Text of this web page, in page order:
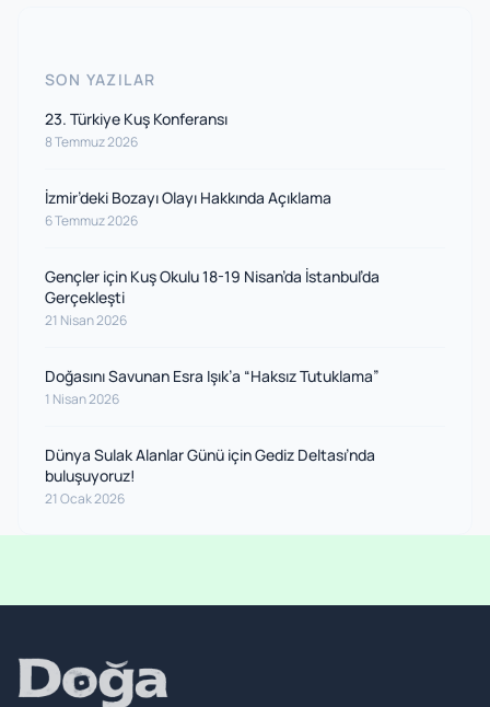
SON YAZILAR
23. Türkiye Kuş Konferansı
8 Temmuz 2026
İzmir’deki Bozayı Olayı Hakkında Açıklama
6 Temmuz 2026
Gençler için Kuş Okulu 18-19 Nisan’da İstanbul’da
Gerçekleşti
21 Nisan 2026
Doğasını Savunan Esra Işık’a “Haksız Tutuklama”
1 Nisan 2026
Dünya Sulak Alanlar Günü için Gediz Deltası’nda
buluşuyoruz!
21 Ocak 2026